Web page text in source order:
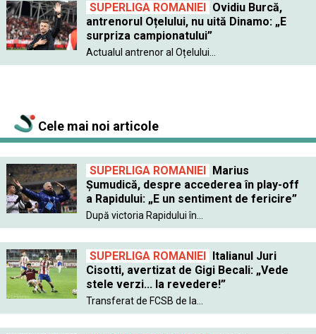
SUPERLIGA ROMANIEI
Ovidiu Burcă,
antrenorul Oțelului, nu uită Dinamo: „E
surpriza campionatului”
Actualul antrenor al Oțelului...
Cele mai noi articole
SUPERLIGA ROMANIEI
Marius
Șumudică, despre accederea în play-off
a Rapidului: „E un sentiment de fericire”
După victoria Rapidului în...
SUPERLIGA ROMANIEI
Italianul Juri
Cisotti, avertizat de Gigi Becali: „Vede
stele verzi... la revedere!”
Transferat de FCSB de la...